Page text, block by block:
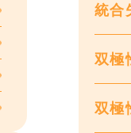
統合
双極
双極